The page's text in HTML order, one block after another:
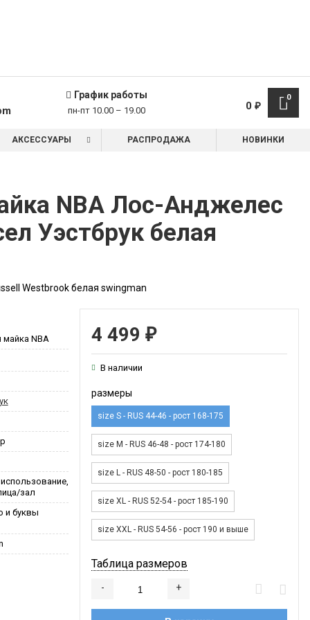
График работы
пн-пт 10.00 – 19.00
0
0 ₽
АКСЕССУАРЫ РАСПРОДАЖА НОВИНКИ
NBA Лос-Анджелес
Уэстбрук белая
Westbrook белая swingman
4 499₽
В наличии
размеры
size S - RUS 44-46 - рост 168-175
size M - RUS 46-48 - рост 174-180
size L - RUS 48-50 - рост 180-185
size XL - RUS 52-54 - рост 185-190
size XXL - RUS 54-56 - рост 190 и выше
Таблица размеров
- +
майка NBA
зал
и буквы